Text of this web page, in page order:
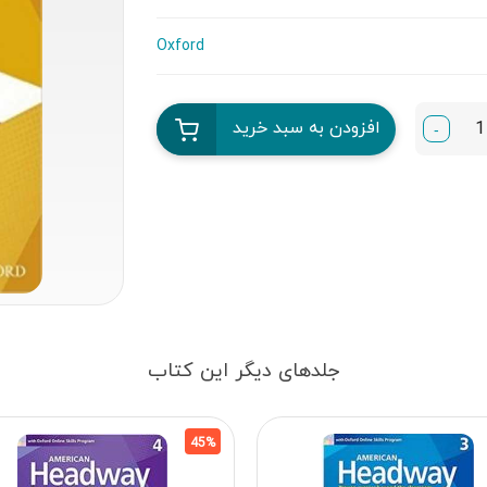
Oxford
- افزودن به سبد خرید
جلدهای دیگر این کتاب
45%